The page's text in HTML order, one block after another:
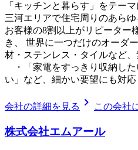
「キッチンと暮らす」をテー
三河エリアで住宅周りのあらゆ
お客様の8割以上がリピーター
き、 世界に一つだけのオー
材・ステンレス・タイルなど
・「家電をすっきり収納した
い」など、細かい要望にも対応
会社の詳細を見る chevron_right この会社
株式会社エムアール